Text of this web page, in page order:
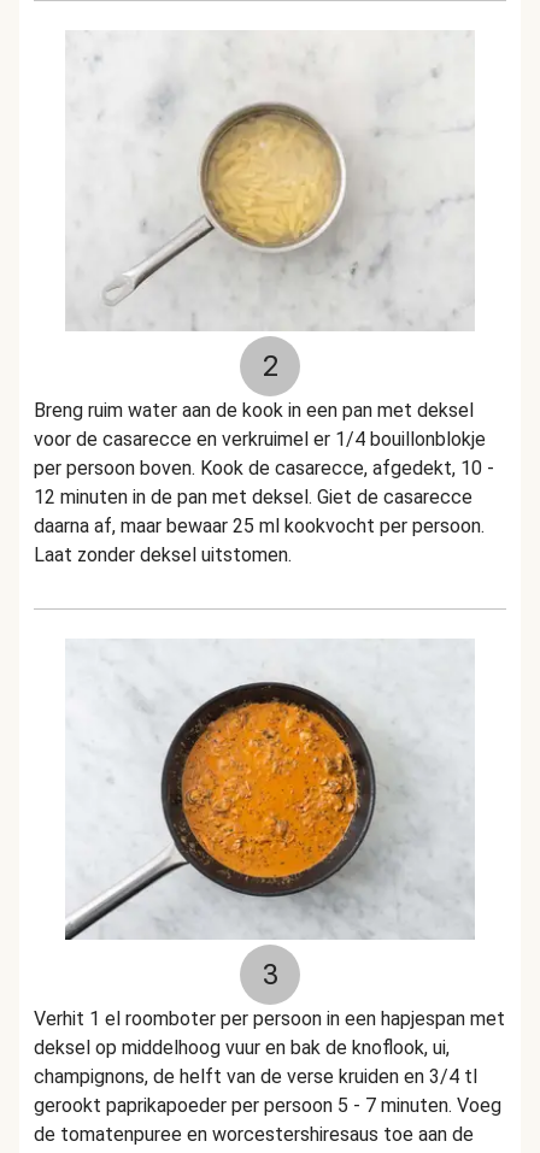
2
Breng ruim water aan de kook in een pan met deksel
voor de casarecce en verkruimel er 1/4 bouillonblokje
per persoon boven. Kook de casarecce, afgedekt, 10 -
12 minuten in de pan met deksel. Giet de casarecce
daarna af, maar bewaar 25 ml kookvocht per persoon.
Laat zonder deksel uitstomen.
3
Verhit 1 el roomboter per persoon in een hapjespan met
deksel op middelhoog vuur en bak de knoflook, ui,
champignons, de helft van de verse kruiden en 3/4 tl
gerookt paprikapoeder per persoon 5 - 7 minuten. Voeg
de tomatenpuree en worcestershiresaus toe aan de